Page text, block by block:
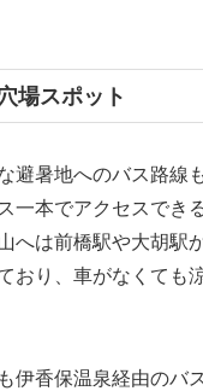
場スポット
避暑地へのバス路線
一本でアクセスでき
へは前橋駅や大胡駅
おり、車がなくても
伊香保温泉経由のバ